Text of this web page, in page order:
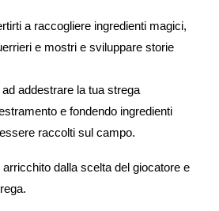
a raccogliere ingredienti magici,
e mostri e sviluppare storie
addestrare la tua strega
e fondendo ingredienti
raccolti sul campo.
dalla scelta del giocatore e